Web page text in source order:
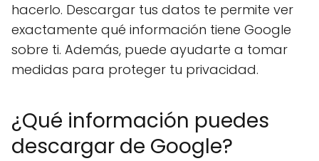
hacerlo. Descargar tus datos te permite ver
exactamente qué información tiene Google
sobre ti. Además, puede ayudarte a tomar
medidas para proteger tu privacidad.
¿Qué información puedes
descargar de Google?